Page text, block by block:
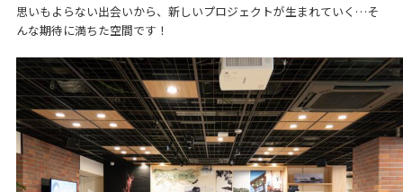
思いもよらない出会いから、新しいプロジェクトが生まれていく…そ
んな期待に満ちた空間です！